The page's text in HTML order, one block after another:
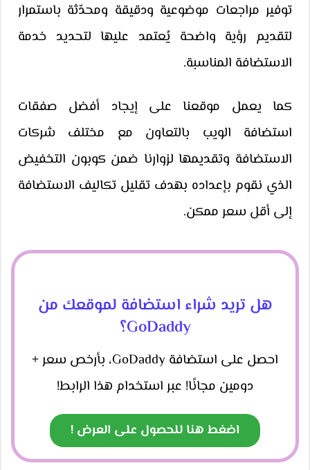
توفير مراجعات موضوعية ودقيقة ومحدّثة باستمرار
لتقديم رؤية واضحة يُعتمد عليها لتحديد خدمة
الاستضافة المناسبة.
كما يعمل موقعنا على إيجاد أفضل صفقات
استضافة الويب بالتعاون مع مختلف شركات
الاستضافة وتقديمها لزوارنا ضمن كوبون التخفيض
الذي نقوم بإعداده بهدف تقليل تكاليف الاستضافة
إلى أقل سعر ممكن.
هل تريد شراء استضافة لموقعك من
GoDaddy؟
احصل على استضافة GoDaddy، بأرخص سعر +
دومين مجانًا! عبر استخدام هذا الرابط!
اضغط هنا للحصول على العرض !